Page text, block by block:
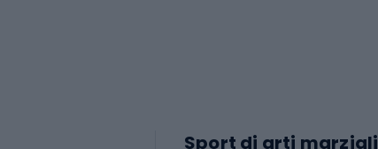
Sport di arti marziali